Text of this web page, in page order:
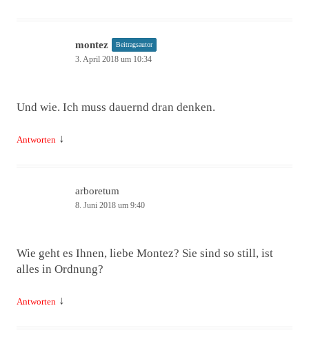
montez Beitragsautor
3. April 2018 um 10:34
Und wie. Ich muss dauernd dran denken.
Antworten ↓
arboretum
8. Juni 2018 um 9:40
Wie geht es Ihnen, liebe Montez? Sie sind so still, ist
alles in Ordnung?
Antworten ↓